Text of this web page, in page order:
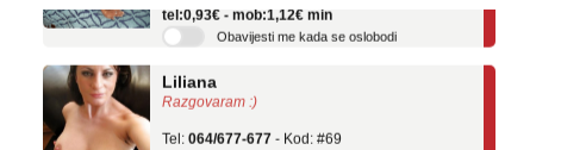
Obavijesti me kada se oslobodi
Razgovaram :)
tel:0,93€ - mob:1,12€ min